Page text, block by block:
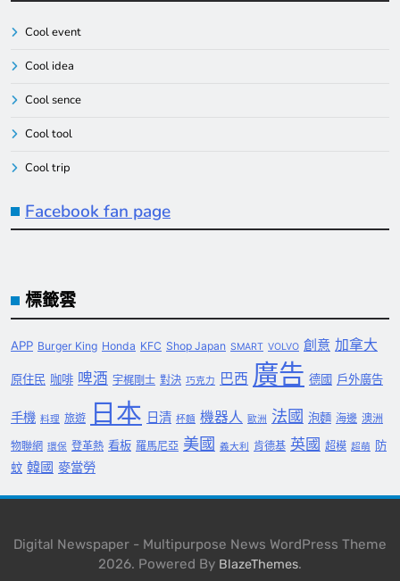
Cool event
Cool idea
Cool sence
Cool tool
Cool trip
Facebook fan page
標籤雲
APP Burger King Honda KFC Shop Japan SMART VOLVO 創意 加拿大
原住民 咖啡 啤酒 宇梶剛士 對決 巧克力 巴西 廣告 德國 戶外廣告
手機 料理 旅遊 日本 日清 杯麵 機器人 歐洲 法國 泡麵 海邊 澳洲
物聯網 環保 登革熱 看板 羅馬尼亞 美國 義大利 肯德基 英國 超模 超萌
防
蚊 韓國 麥當勞
Digital Newspaper - Multipurpose News WordPress Theme
2026. Powered By BlazeThemes.